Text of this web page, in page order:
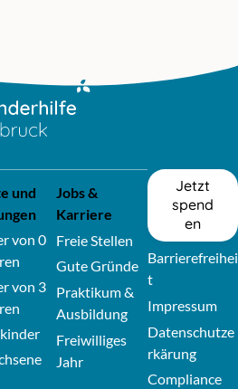
und
von 0
von 3
Jobs &
Karriere
Freie Stellen
Gute Gründe
Praktikum &
Ausbildung
Freiwilliges
Jahr
Jetzt
spend
en
Barrierefreihei
t
Impressum
Datenschutze
rkärung
Compliance